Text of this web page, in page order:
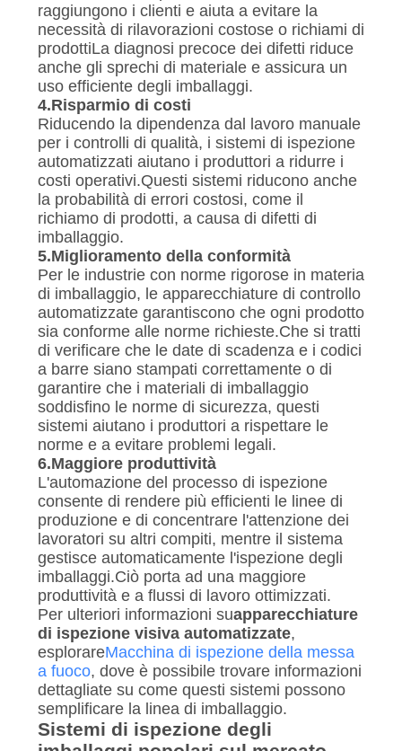
raggiungono i clienti e aiuta a evitare la
necessità di rilavorazioni costose o richiami di
prodottiLa diagnosi precoce dei difetti riduce
anche gli sprechi di materiale e assicura un
uso efficiente degli imballaggi.
4.Risparmio di costi
Riducendo la dipendenza dal lavoro manuale
per i controlli di qualità, i sistemi di ispezione
automatizzati aiutano i produttori a ridurre i
costi operativi.Questi sistemi riducono anche
la probabilità di errori costosi, come il
richiamo di prodotti, a causa di difetti di
imballaggio.
5.Miglioramento della conformità
Per le industrie con norme rigorose in materia
di imballaggio, le apparecchiature di controllo
automatizzate garantiscono che ogni prodotto
sia conforme alle norme richieste.Che si tratti
di verificare che le date di scadenza e i codici
a barre siano stampati correttamente o di
garantire che i materiali di imballaggio
soddisfino le norme di sicurezza, questi
sistemi aiutano i produttori a rispettare le
norme e a evitare problemi legali.
6.Maggiore produttività
L'automazione del processo di ispezione
consente di rendere più efficienti le linee di
produzione e di concentrare l'attenzione dei
lavoratori su altri compiti, mentre il sistema
gestisce automaticamente l'ispezione degli
imballaggi.Ciò porta ad una maggiore
produttività e a flussi di lavoro ottimizzati.
Per ulteriori informazioni suapparecchiature
di ispezione visiva automatizzate,
esplorareMacchina di ispezione della messa
a fuoco, dove è possibile trovare informazioni
dettagliate su come questi sistemi possono
semplificare la linea di imballaggio.
Sistemi di ispezione degli